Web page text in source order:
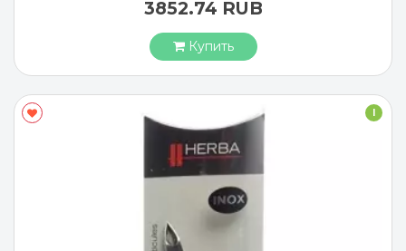
3852.74 RUB
Купить
I